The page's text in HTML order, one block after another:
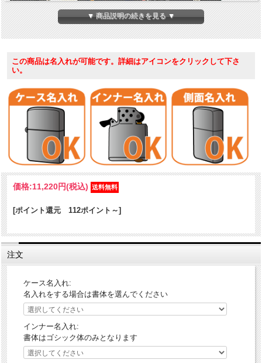
イラストレーターのbAbycAt氏が描く「煙管と女」をZIPPOに大胆に
アレンジ。ファンキーでポップな和を感じるデザインを、グラフィッ
イラストレーター、グラフィックデザイナーとして活動中。ロッキン
な和や音楽を感じさせるテイスト、個性的で自分のスタイルがある生
き方をテーマとしており、インパクト強めな女性イラストが多いで
す。ファンキーでポップな和が得意で「Japanese Rockin style」シリ
ケース形状：レギュラー・ケース
加工表面処理：高純度99%銀メッキ｜イブシ仕上げ｜クリアーコーテ
ィング加工｜エッチング・カラー装飾
▼ 商品説明の続きを見る ▼
この商品は名入れが可能です。詳細はアイコンをクリックして下さ
い。
価格:11,220円(税込)
[ポイント還元 112ポイント～]
注文
ケース名入れ:
名入れをする場合は書体を選んでください
インナー名入れ:
書体はゴシック体のみとなります